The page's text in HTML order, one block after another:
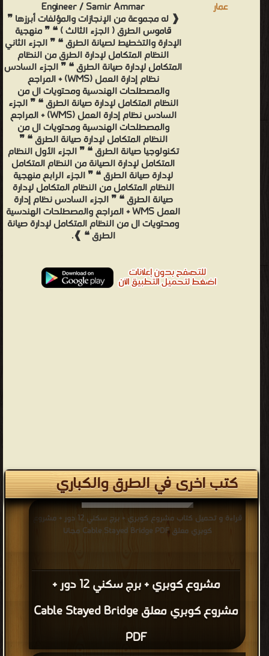
Engineer / Samir Ammar
❰ له مجموعة من الإنجازات والمؤلفات أبرزها ❞
قاموس الطرق ( الجزء الثالث ) ❝ ❞ منهجية
الإدارة والتخطيط لصيانة الطرق ❝ ❞ الجزء الثاني
النظام المتكامل لإدارة الطرق من النظام
المتكامل لإدارة صيانة الطرق ❝ ❞ الجزء السادس
نظام إدارة العمل (WMS) + المراجع
والمصطلحات الهندسية ومحتويات ال من
النظام المتكامل لإدارة صيانة الطرق ❝ ❞ الجزء
السادس نظام إدارة العمل (WMS) + المراجع
والمصطلحات الهندسية ومحتويات ال من
النظام المتكامل لإدارة صيانة الطرق ❝ ❞
تكنولوجيا صيانة الطرق ❝ ❞ الجزء الأول النظام
المتكامل لإدارة الصيانة من النظام المتكامل
لإدارة صيانة الطرق ❝ ❞ الجزء الرابع منهجية
النظام المتكامل من النظام المتكامل لإدارة
صيانة الطرق ❝ ❞ الجزء السادس نظام إدارة
العمل WMS + المراجع والمصطلحات الهندسية
ومحتويات ال من النظام المتكامل لإدارة صيانة
الطرق ❝ ❱.
كتب اخرى في الطرق والكباري
مشروع كوبري + برج سكني 12 دور +
مشروع كوبري معلق Cable Stayed Bridge
PDF
قراءة و تحميل كتاب مشروع كوبري + برج سكني 12 دور + مشروع
كوبري معلق Cable Stayed Bridge PDF مجانا